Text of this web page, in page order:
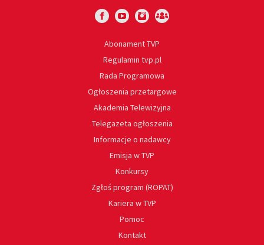
Abonament TVP
Regulamin tvp.pl
Rada Programowa
Ogłoszenia przetargowe
Akademia Telewizyjna
Telegazeta ogłoszenia
Informacje o nadawcy
Emisja w TVP
Konkursy
Zgłoś program (ROPAT)
Kariera w TVP
Pomoc
Kontakt